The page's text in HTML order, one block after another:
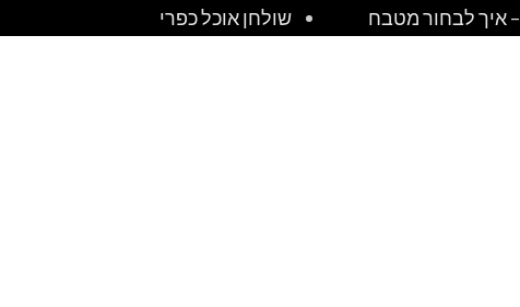
– איך לבחור מטבח
שולחן אוכל כפרי